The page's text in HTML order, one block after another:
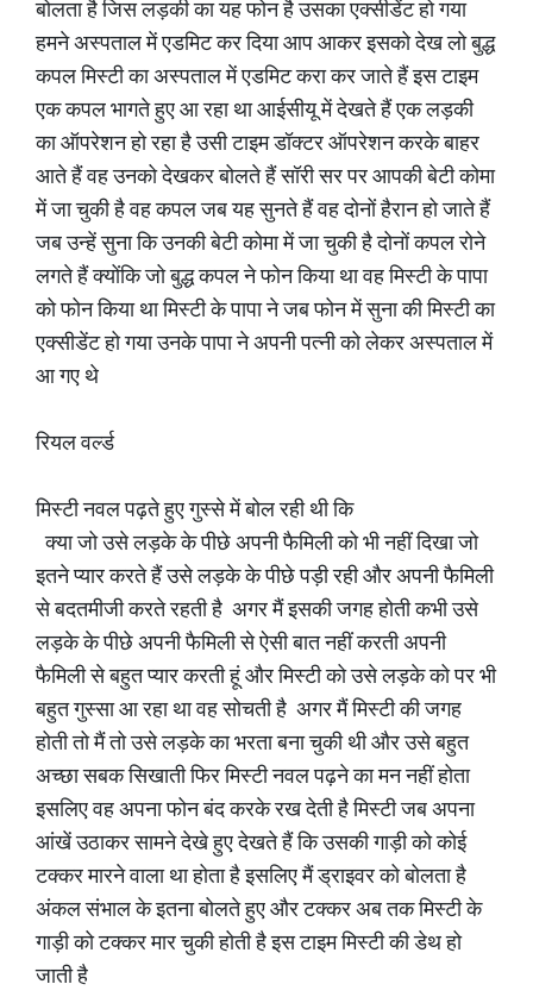
बोलता है जिस लड़की का यह फोन है उसका एक्सीडेंट हो गया
हमने अस्पताल में एडमिट कर दिया आप आकर इसको देख लो बुद्ध
कपल मिस्टी का अस्पताल में एडमिट करा कर जाते हैं इस टाइम
एक कपल भागते हुए आ रहा था आईसीयू में देखते हैं एक लड़की
का ऑपरेशन हो रहा है उसी टाइम डॉक्टर ऑपरेशन करके बाहर
आते हैं वह उनको देखकर बोलते हैं सॉरी सर पर आपकी बेटी कोमा
में जा चुकी है वह कपल जब यह सुनते हैं वह दोनों हैरान हो जाते हैं
जब उन्हें सुना कि उनकी बेटी कोमा में जा चुकी है दोनों कपल रोने
लगते हैं क्योंकि जो बुद्ध कपल ने फोन किया था वह मिस्टी के पापा
को फोन किया था मिस्टी के पापा ने जब फोन में सुना की मिस्टी का
एक्सीडेंट हो गया उनके पापा ने अपनी पत्नी को लेकर अस्पताल में
आ गए थे
रियल वर्ल्ड
मिस्टी नवल पढ़ते हुए गुस्से में बोल रही थी कि
क्या जो उसे लड़के के पीछे अपनी फैमिली को भी नहीं दिखा जो
इतने प्यार करते हैं उसे लड़के के पीछे पड़ी रही और अपनी फैमिली
से बदतमीजी करते रहती है अगर मैं इसकी जगह होती कभी उसे
लड़के के पीछे अपनी फैमिली से ऐसी बात नहीं करती अपनी
फैमिली से बहुत प्यार करती हूं और मिस्टी को उसे लड़के को पर भी
बहुत गुस्सा आ रहा था वह सोचती है अगर मैं मिस्टी की जगह
होती तो मैं तो उसे लड़के का भरता बना चुकी थी और उसे बहुत
अच्छा सबक सिखाती फिर मिस्टी नवल पढ़ने का मन नहीं होता
इसलिए वह अपना फोन बंद करके रख देती है मिस्टी जब अपना
आंखें उठाकर सामने देखे हुए देखते हैं कि उसकी गाड़ी को कोई
टक्कर मारने वाला था होता है इसलिए मैं ड्राइवर को बोलता है
अंकल संभाल के इतना बोलते हुए और टक्कर अब तक मिस्टी के
गाड़ी को टक्कर मार चुकी होती है इस टाइम मिस्टी की डेथ हो
जाती है